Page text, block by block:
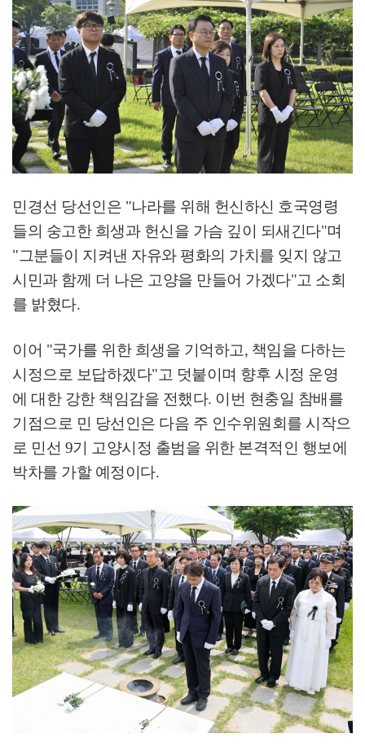
민경선 당선인은 "나라를 위해 헌신하신 호국영령
들의 숭고한 희생과 헌신을 가슴 깊이 되새긴다"며
"그분들이 지켜낸 자유와 평화의 가치를 잊지 않고
시민과 함께 더 나은 고양을 만들어 가겠다"고 소회
를 밝혔다.
이어 "국가를 위한 희생을 기억하고, 책임을 다하는
시정으로 보답하겠다"고 덧붙이며 향후 시정 운영
에 대한 강한 책임감을 전했다. 이번 현충일 참배를
기점으로 민 당선인은 다음 주 인수위원회를 시작으
로 민선 9기 고양시정 출범을 위한 본격적인 행보에
박차를 가할 예정이다.